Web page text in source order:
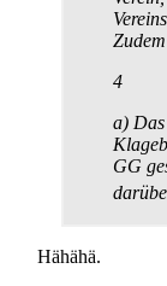
4
a)
GG
Hähähä.